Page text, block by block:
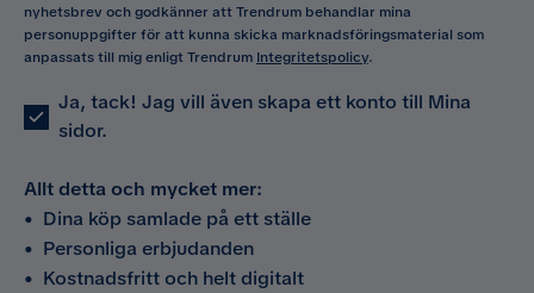
nyhetsbrev och godkänner att Trendrum behandlar mina
personuppgifter för att kunna skicka marknadsföringsmaterial som
anpassats till mig enligt Trendrum Integritetspolicy.
Ja, tack! Jag vill även skapa ett konto till Mina
sidor.
Allt detta och mycket mer:
• Dina köp samlade på ett ställe
• Personliga erbjudanden
• Kostnadsfritt och helt digitalt